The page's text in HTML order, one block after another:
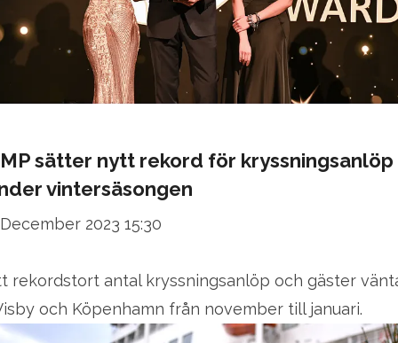
sätter nytt rekord för kryssningsanlöp
vintersäsongen
2023 15:30
rekordstort antal kryssningsanlöp och gäster
och Köpenhamn från november till januari.